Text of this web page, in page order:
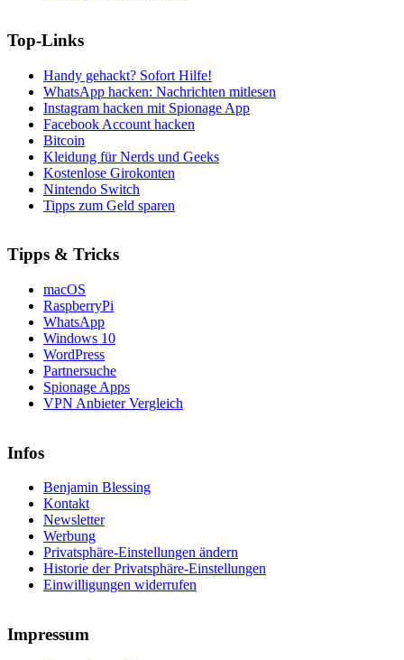
Top-Links
Handy gehackt? Sofort Hilfe!
WhatsApp hacken: Nachrichten mitlesen
Instagram hacken mit Spionage App
Facebook Account hacken
Bitcoin
Kleidung für Nerds und Geeks
Kostenlose Girokonten
Nintendo Switch
Tipps zum Geld sparen
Tipps & Tricks
macOS
RaspberryPi
WhatsApp
Windows 10
WordPress
Partnersuche
Spionage Apps
VPN Anbieter Vergleich
Infos
Benjamin Blessing
Kontakt
Newsletter
Werbung
Privatsphäre-Einstellungen ändern
Historie der Privatsphäre-Einstellungen
Einwilligungen widerrufen
Impressum